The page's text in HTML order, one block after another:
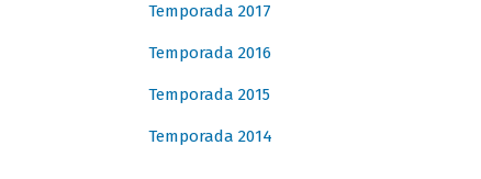
Temporada 2017
Temporada 2016
Temporada 2015
Temporada 2014